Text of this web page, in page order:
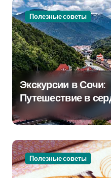
Полезные советы
Экскурсии в Сочи:
Путешествие в
Черноморского
Полезные советы